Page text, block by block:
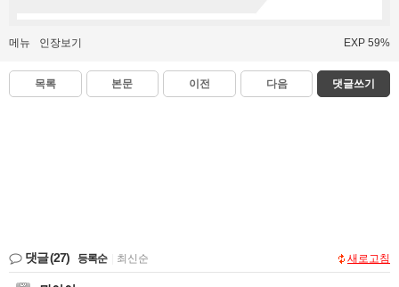
메뉴 인장보기 EXP 59%
목록 본문 이전 다음 댓글쓰기
댓글(27) 등록순 최신순 새로고침